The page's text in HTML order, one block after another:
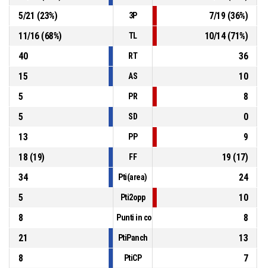
P4 00:17 3, Kunaiyi-Akpanah P. , Fallo personale
5/21 (23%) 3P 7/19(36%)
11/16(68%) TL 10/14(71%)
40
RT
36
15
AS
10
5
PR
8
5
SD
0
13
PP
9
18(19) FF 19(17)
34
Pti(area)
24
5
Pti2opp
10
8
Punti in contropiede
8
21
PtiPanch
13
8
PtiCP 7